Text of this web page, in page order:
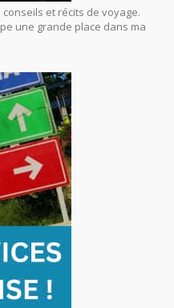
et récits de voyage.
une grande place dans ma